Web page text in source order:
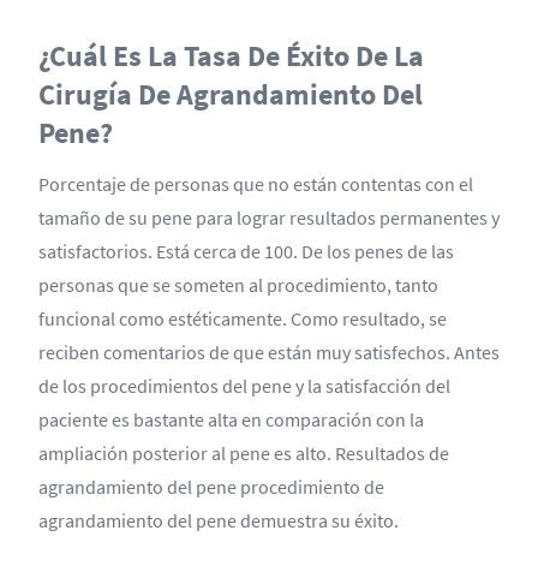
¿Cuál Es La Tasa De Éxito De La
Cirugía De Agrandamiento Del
Pene?
Porcentaje de personas que no están contentas con el
tamaño de su pene para lograr resultados permanentes y
satisfactorios. Está cerca de 100. De los penes de las
personas que se someten al procedimiento, tanto
funcional como estéticamente. Como resultado, se
reciben comentarios de que están muy satisfechos. Antes
de los procedimientos del pene y la satisfacción del
paciente es bastante alta en comparación con la
ampliación posterior al pene es alto. Resultados de
agrandamiento del pene procedimiento de
agrandamiento del pene demuestra su éxito.